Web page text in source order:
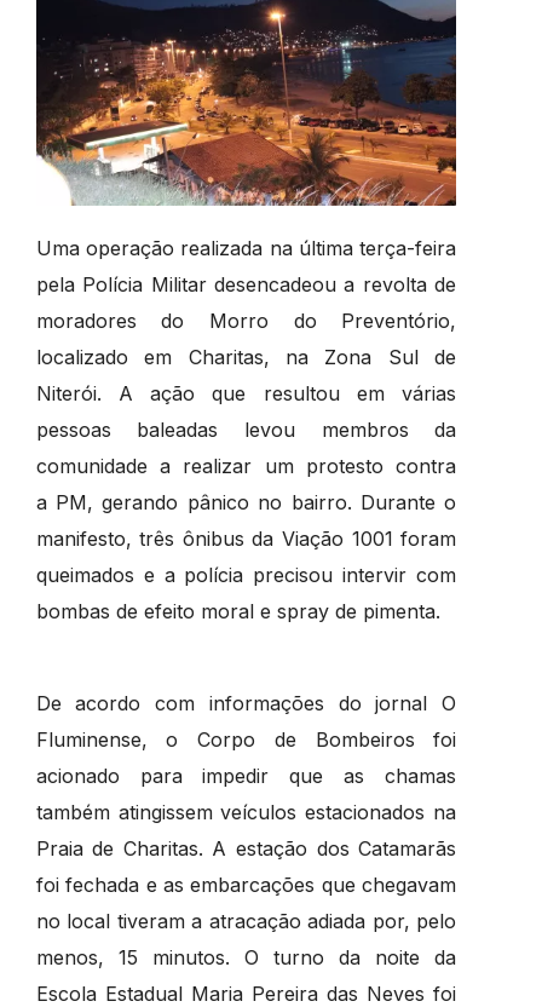
Uma operação realizada na última terça-feira
pela Polícia Militar desencadeou a revolta de
moradores do Morro do Preventório,
localizado em Charitas, na Zona Sul de
Niterói. A ação que resultou em várias
pessoas baleadas levou membros da
comunidade a realizar um protesto contra
a PM, gerando pânico no bairro. Durante o
manifesto, três ônibus da Viação 1001 foram
queimados e a polícia precisou intervir com
bombas de efeito moral e spray de pimenta.
De acordo com informações do jornal O
Fluminense, o Corpo de Bombeiros foi
acionado para impedir que as chamas
também atingissem veículos estacionados na
Praia de Charitas. A estação dos Catamarãs
foi fechada e as embarcações que chegavam
no local tiveram a atracação adiada por, pelo
menos, 15 minutos. O turno da noite da
Escola Estadual Maria Pereira das Neves foi